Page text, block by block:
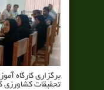
برگزاری کارگاه
تحقیقات کشاورزی